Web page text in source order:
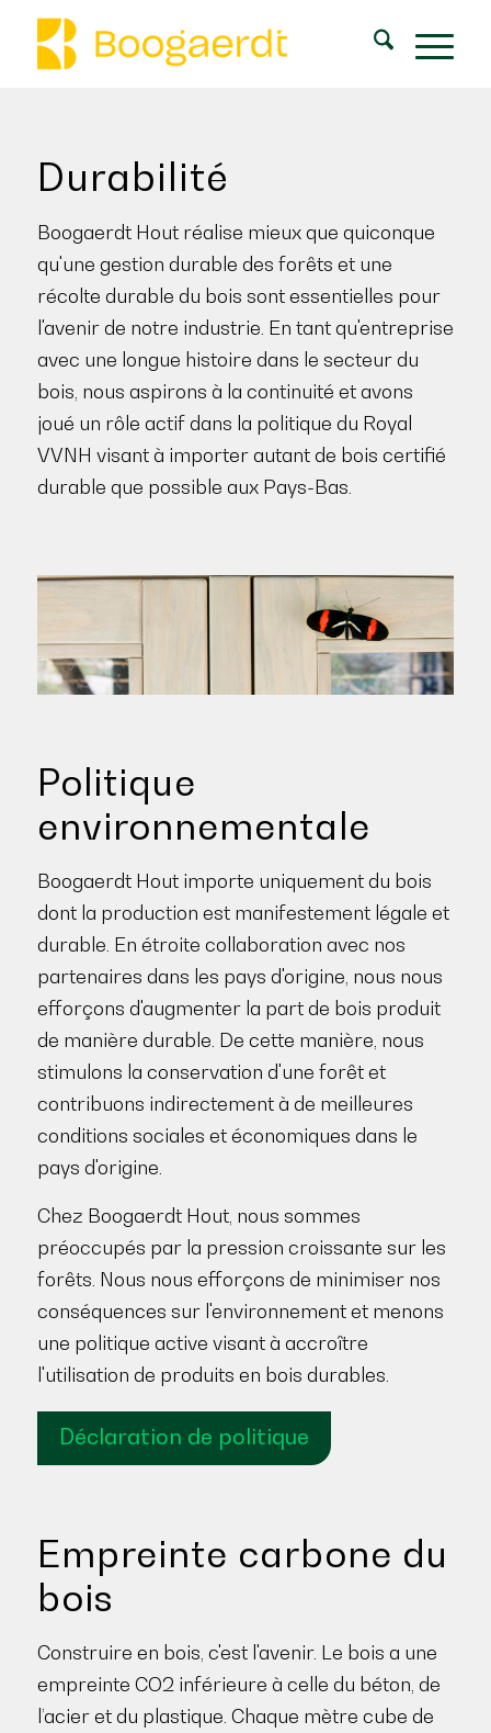
Durabilité
Boogaerdt Hout réalise mieux que quiconque
qu'une gestion durable des forêts et une
récolte durable du bois sont essentielles pour
l'avenir de notre industrie. En tant qu'entreprise
avec une longue histoire dans le secteur du
bois, nous aspirons à la continuité et avons
joué un rôle actif dans la politique du Royal
VVNH visant à importer autant de bois certifié
durable que possible aux Pays-Bas.
Politique
environnementale
Boogaerdt Hout importe uniquement du bois
dont la production est manifestement légale et
durable. En étroite collaboration avec nos
partenaires dans les pays d'origine, nous nous
efforçons d'augmenter la part de bois produit
de manière durable. De cette manière, nous
stimulons la conservation d'une forêt et
contribuons indirectement à de meilleures
conditions sociales et économiques dans le
pays d'origine.
Chez Boogaerdt Hout, nous sommes
préoccupés par la pression croissante sur les
forêts. Nous nous efforçons de minimiser nos
conséquences sur l'environnement et menons
une politique active visant à accroître
l'utilisation de produits en bois durables.
Déclaration de politique
Empreinte carbone du
bois
Construire en bois, c'est l'avenir. Le bois a une
empreinte CO2 inférieure à celle du béton, de
l’acier et du plastique. Chaque mètre cube de